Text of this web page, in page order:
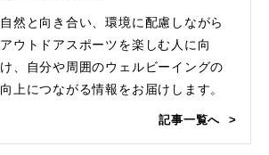
自然と向き合い、環境に配慮しながら
アウトドアスポーツを楽しむ人に向
け、自分や周囲のウェルビーイングの
向上につながる情報をお届けします。
記事一覧へ